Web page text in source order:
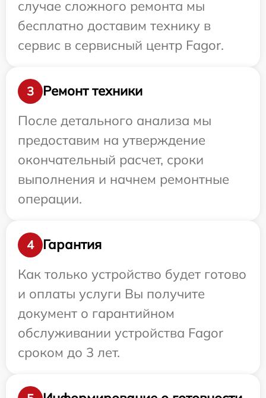
случае сложного ремонта мы
бесплатно доставим технику в
сервис в сервисный центр Fagor.
3
Ремонт техники
После детального анализа мы
предоставим на утверждение
окончательный расчет, сроки
выполнения и начнем ремонтные
операции.
4
Гарантия
Как только устройство будет готово
и оплаты услуги Вы получите
документ о гарантийном
обслуживании устройства Fagor
сроком до 3 лет.